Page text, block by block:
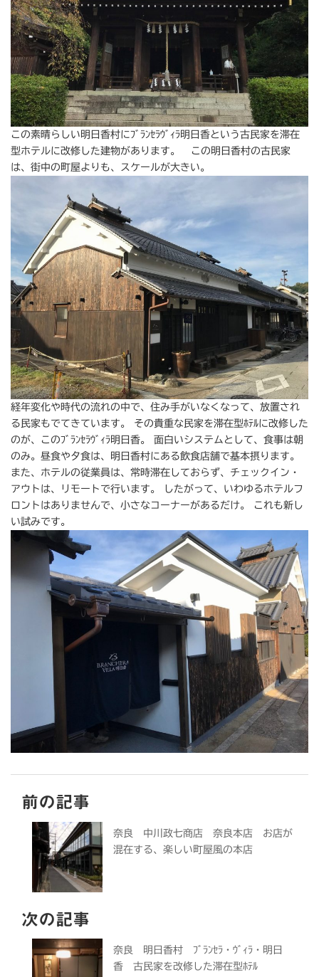
この素晴らしい明日香村にﾌﾞﾗﾝｾﾗｳﾞｨﾗ明日香という古民家を滞在
型ホテルに改修した建物があります。 この明日香村の古民家
は、街中の町屋よりも、スケールが大きい。
経年変化や時代の流れの中で、住み手がいなくなって、放置され
る民家もでてきています。 その貴重な民家を滞在型ﾎﾃﾙに改修した
のが、このﾌﾞﾗﾝｾﾗｳﾞｨﾗ明日香。 面白いシステムとして、食事は朝
のみ。昼食や夕食は、明日香村にある飲食店舗で基本摂ります。
また、ホテルの従業員は、常時滞在しておらず、チェックイン・
アウトは、リモートで行います。 したがって、いわゆるホテルフ
ロントはありませんで、小さなコーナーがあるだけ。 これも新し
い試みです。
前の記事
奈良 中川政七商店 奈良本店 お店が
混在する、楽しい町屋風の本店
次の記事
奈良 明日香村 ﾌﾞﾗﾝｾﾗ・ｳﾞｨﾗ・明日
香 古民家を改修した滞在型ﾎﾃﾙ